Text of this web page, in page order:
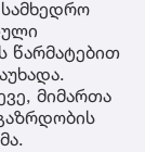
სამხედრო
წარმატებით
მიმართა